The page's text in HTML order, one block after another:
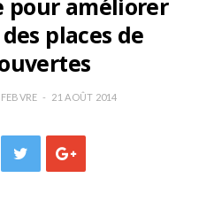
pour améliorer
places de
21 AOÛT 2014